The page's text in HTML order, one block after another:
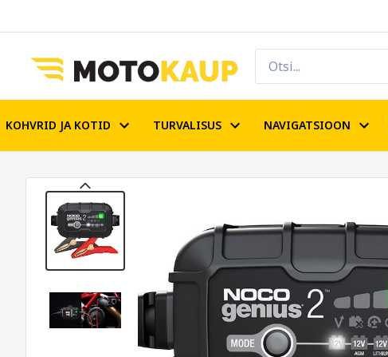
KOHVRID JA KOTID TURVALISUS NAVIGATSIOON